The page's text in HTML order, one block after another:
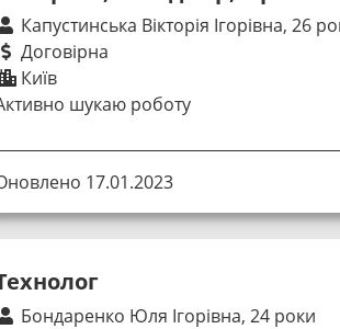
Капустинська Вікторія Ігорівна, 26
Договірна
Київ
шукаю роботу
17.01.2023
Бондаренко Юля Ігорівна, 24 роки